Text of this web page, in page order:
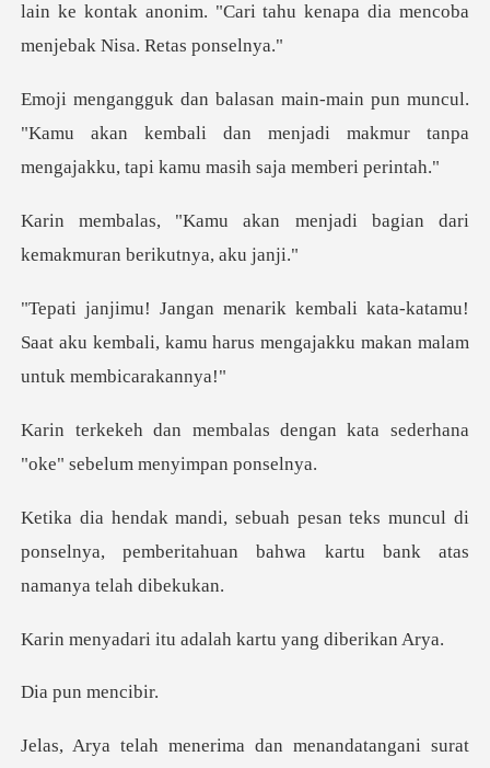
lain ke kontak anonim. "Cari tahu kena
l.
"Kamu akan kembali dan menjadi makmur tanpa
m
menjadi bagian dari
kemakmu
ta-katamu!
Saat aku kembali, kamu harus me
dengan kata sederhana
"oke"
s muncul di
ponselnya, pemberitahuan bahw
u adalah kartu yan
n menc
gani surat